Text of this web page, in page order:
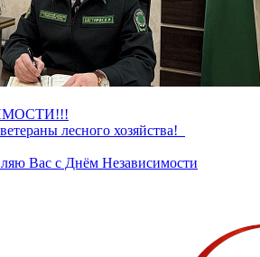
лесного хозяйства!
Вас с Днём Независимости